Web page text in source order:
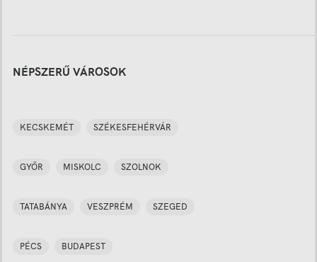
NÉPSZERŰ VÁROSOK
KECSKEMÉT SZÉKESFEHÉRVÁR
GYŐR MISKOLC SZOLNOK
TATABÁNYA VESZPRÉM SZEGED
PÉCS BUDAPEST